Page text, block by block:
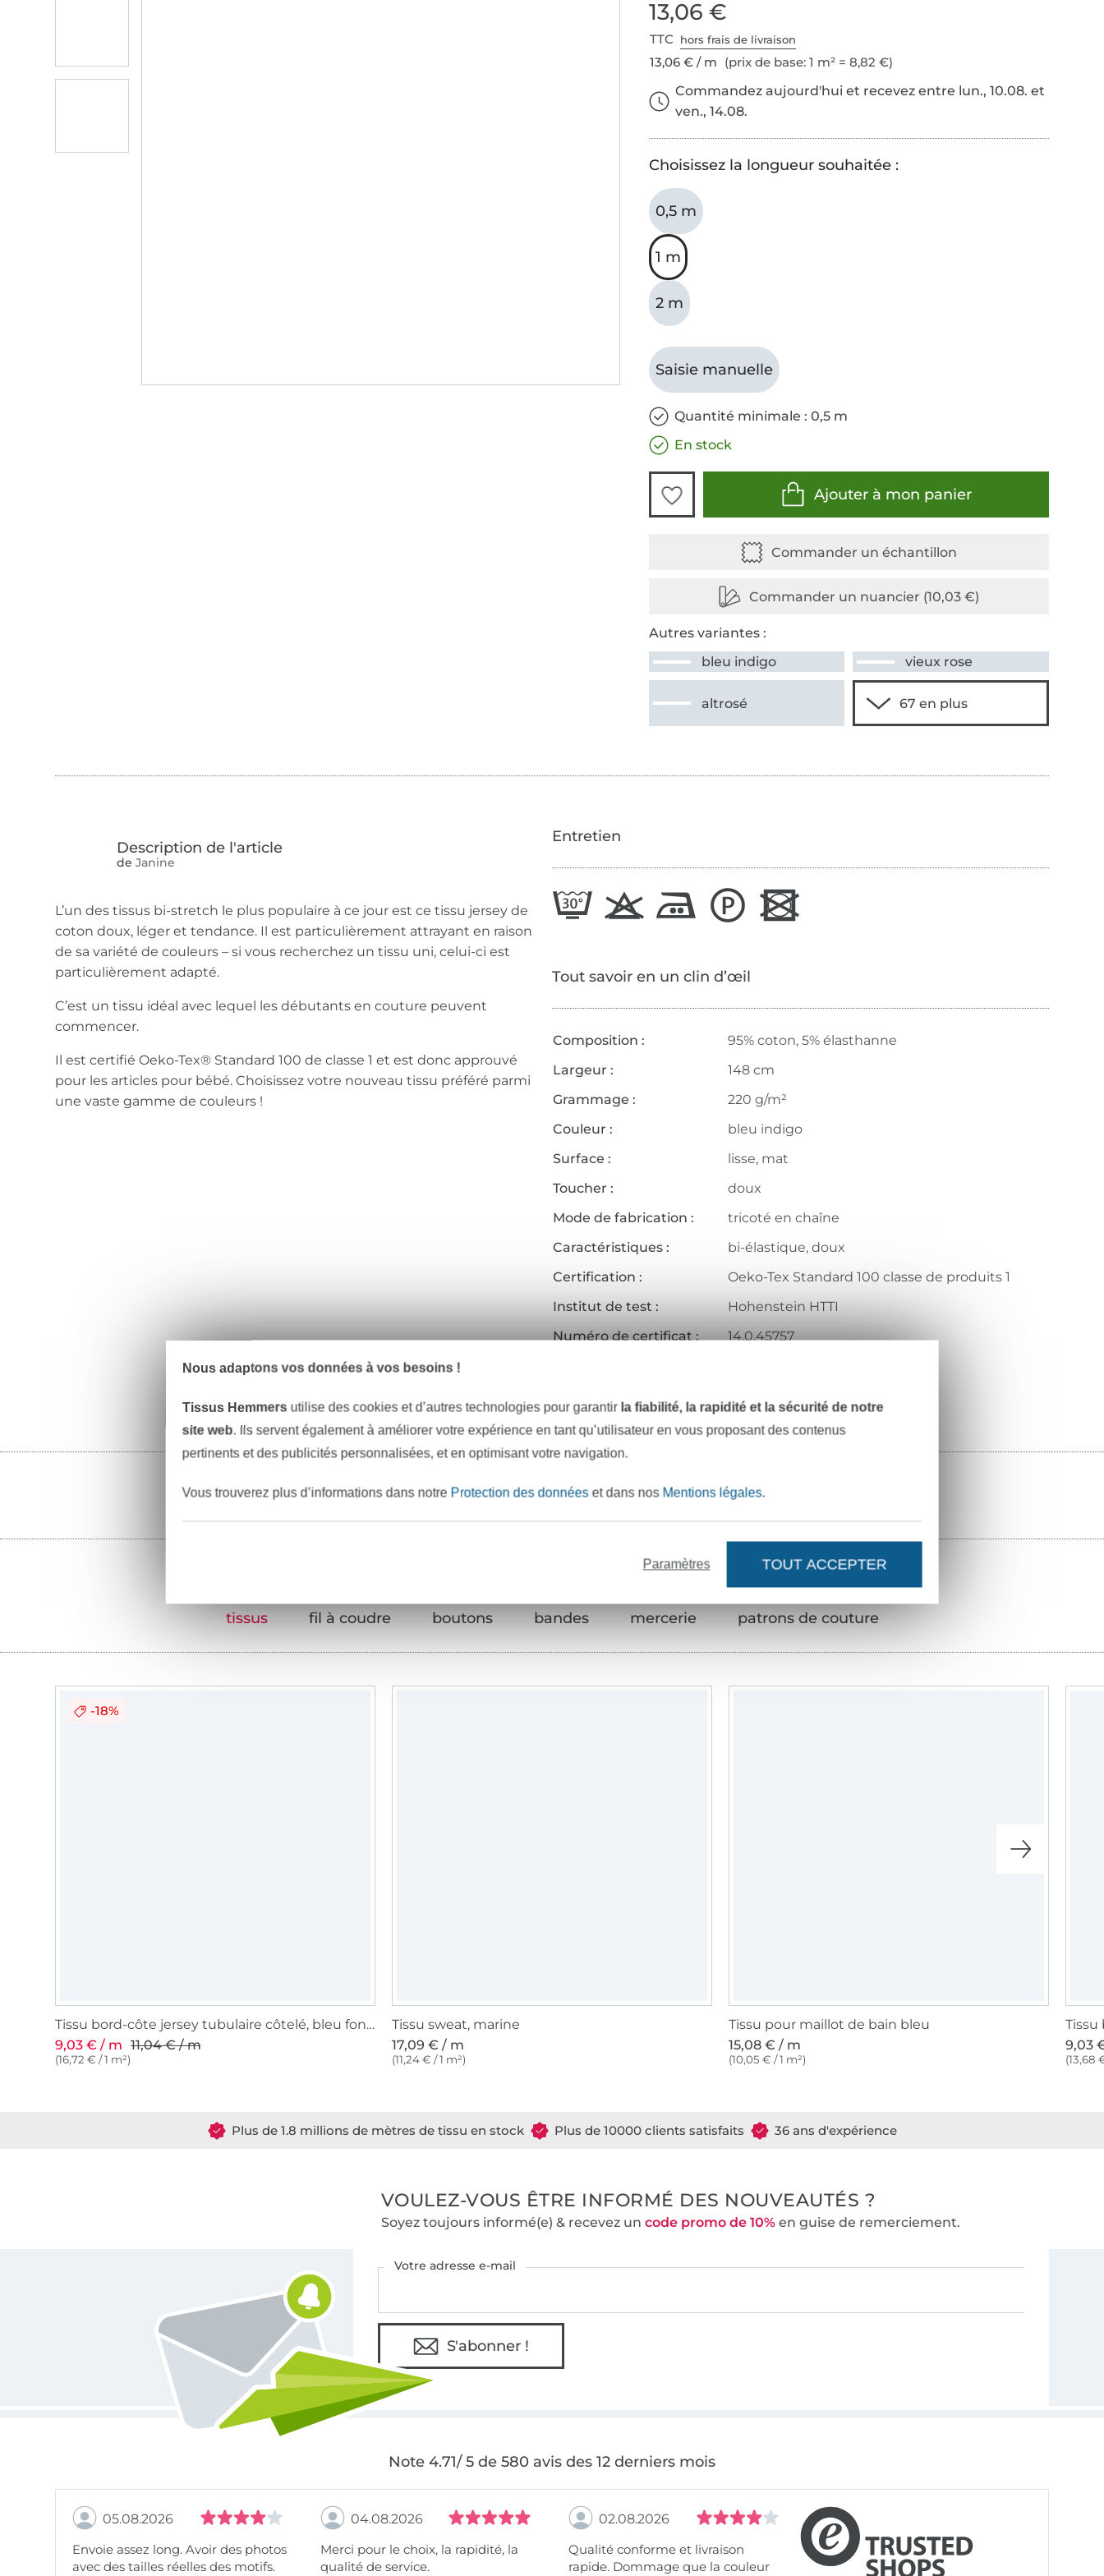
13,06 €
TTC hors frais de livraison
13,06 € / m (prix de base: 1 m² = 8,82 €)
Commandez aujourd'hui et recevez entre lun., 10.08. et
ven., 14.08.
Choisissez la longueur souhaitée :
0,5 m
1 m
2 m
Saisie manuelle
Quantité minimale : 0,5 m
En stock
Ajouter à mon panier
Autres variantes :
bleu indigo
vieux rose
altrosé
de Janine
L’un des tissus bi-stretch le plus populaire à ce jour est ce tissu jersey de
coton doux, léger et tendance. Il est particulièrement attrayant en raison
de sa variété de couleurs – si vous recherchez un tissu uni, celui-ci est
particulièrement adapté.
C’est un tissu idéal avec lequel les débutants en couture peuvent
commencer.
Il est certifié Oeko-Tex® Standard 100 de classe 1 et est donc approuvé
pour les articles pour bébé. Choisissez votre nouveau tissu préféré parmi
une vaste gamme de couleurs !
Entretien
Tout savoir en un clin d’œil
Composition :
95% coton, 5% élasthanne
Largeur :
148 cm
Grammage :
220 g/m²
Couleur :
bleu indigo
Surface :
lisse, mat
Toucher :
doux
Mode de fabrication :
tricoté en chaîne
Caractéristiques :
bi-élastique, doux
Certification :
Oeko-Tex Standard 100 classe de produits 1
Institut de test :
Hohenstein HTTI
Numéro de certificat :
14.0.45757
Coordonnées du fabricant
Articles assortis
tissus fil à coudre boutons bandes mercerie patrons de couture
-18%
Tissu bord-côte jersey tubulaire côtelé, bleu foncé
9,03 € / m 11,04 € / m
(16,72 € / 1 m²)
Tissu sweat, marine
17,09 € / m
(11,24 € / 1 m²)
Tissu pour maillot de bain bleu
15,08 € / m
(10,05 € / 1 m²)
Tissu
9,03
(13,68
Plus de 1.8 millions de mètres de tissu en stock Plus de 10000 clients satisfaits 36 ans d'expérience
VOULEZ-VOUS ÊTRE INFORMÉ DES NOUVEAUTÉS ?
Soyez toujours informé(e) & recevez un code promo de 10%en guise de remerciement.
Votre adresse e-mail
S'abonner !
Note 4.71/ 5 de 580 avis des 12 derniers mois
05.08.2026
Envoie assez long. Avoir des photos
avec des tailles réelles des motifs.
04.08.2026
Merci pour le choix, la rapidité, la
qualité de service.
02.08.2026
Qualité conforme et livraison
rapide. Dommage que la couleur
Nous adaptons vos données à vos besoins !
Tissus Hemmers utilise des cookies et d’autres technologies pour garantir la fiabilité, la rapidité et la sécurité de notre
site web. Ils servent également à améliorer votre expérience en tant qu’utilisateur en vous proposant des contenus
pertinents et des publicités personnalisées, et en optimisant votre navigation.
Vous trouverez plus d’informations dans notre Protection des donnéeset dans nos Mentions légales.
Paramètres TOUT ACCEPTER